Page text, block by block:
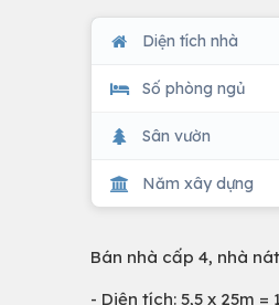
Diện tích nhà
Số phòng ngủ
Sân vườn
Năm xây dựng
Bán nhà cấp 4, nhà
- Diện tích: 5,5 x 25m =